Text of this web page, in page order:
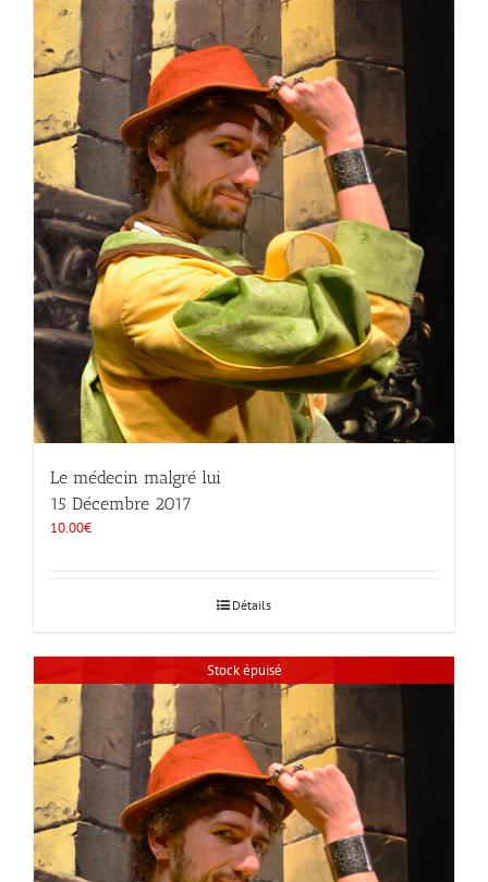
Le médecin malgré lui
15 Décembre 2017
10.00€
Détails
Stock épuisé